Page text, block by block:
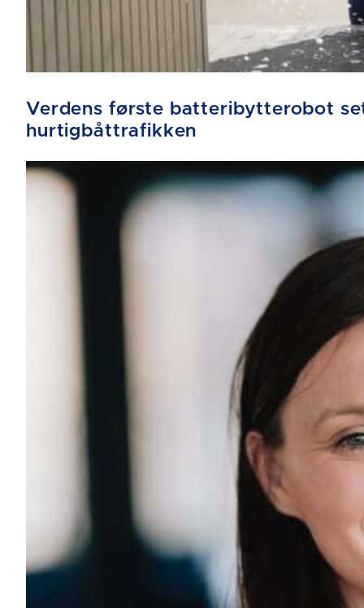
Verdens første batteribytterobot
hurtigbåttrafikken